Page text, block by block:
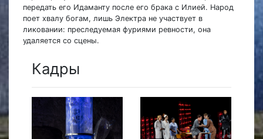
передать его Идаманту после его брака с Илией. Народ
поет хвалу богам, лишь Электра не участвует в
ликовании: преследуемая фуриями ревности, она
удаляется со сцены.
Кадры